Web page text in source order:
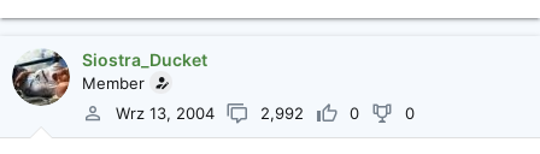
Siostra_Ducket
Member
Wrz 13, 2004
2,992 0 0